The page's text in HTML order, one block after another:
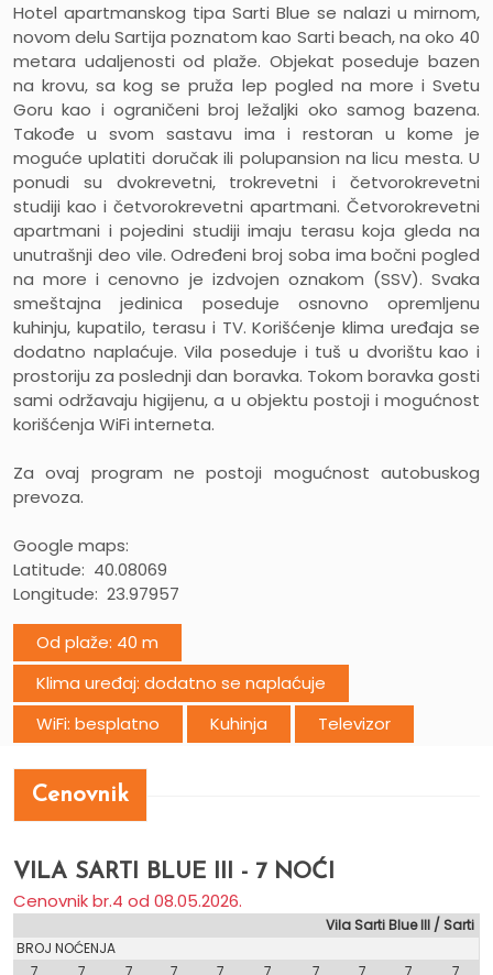
Hotel apartmanskog tipa Sarti Blue se nalazi u mirnom,
novom delu Sartija poznatom kao Sarti beach, na oko 40
metara udaljenosti od plaže. Objekat poseduje bazen
na krovu, sa kog se pruža lep pogled na more i Svetu
Goru kao i ograničeni broj ležaljki oko samog bazena.
Takođe u svom sastavu ima i restoran u kome je
moguće uplatiti doručak ili polupansion na licu mesta. U
ponudi su dvokrevetni, trokrevetni i četvorokrevetni
studiji kao i četvorokrevetni apartmani. Četvorokrevetni
apartmani i pojedini studiji imaju terasu koja gleda na
unutrašnji deo vile. Određeni broj soba ima bočni pogled
na more i cenovno je izdvojen oznakom (SSV). Svaka
smeštajna jedinica poseduje osnovno opremljenu
kuhinju, kupatilo, terasu i TV. Korišćenje klima uređaja se
dodatno naplaćuje. Vila poseduje i tuš u dvorištu kao i
prostoriju za poslednji dan boravka. Tokom boravka gosti
sami održavaju higijenu, a u objektu postoji i mogućnost
korišćenja WiFi interneta.
Za ovaj program ne postoji mogućnost autobuskog
prevoza.
Google maps:
Latitude: 40.08069
Longitude: 23.97957
Od plaže: 40 m
Klima uređaj: dodatno se naplaćuje
WiFi: besplatno
Kuhinja Televizor
Cenovnik
VILA SARTI BLUE III - 7 NOĆI
Cenovnik br.4 od 08.05.2026.
Vila Sarti Blue III / Sarti
/ BROJ NOĆENJA